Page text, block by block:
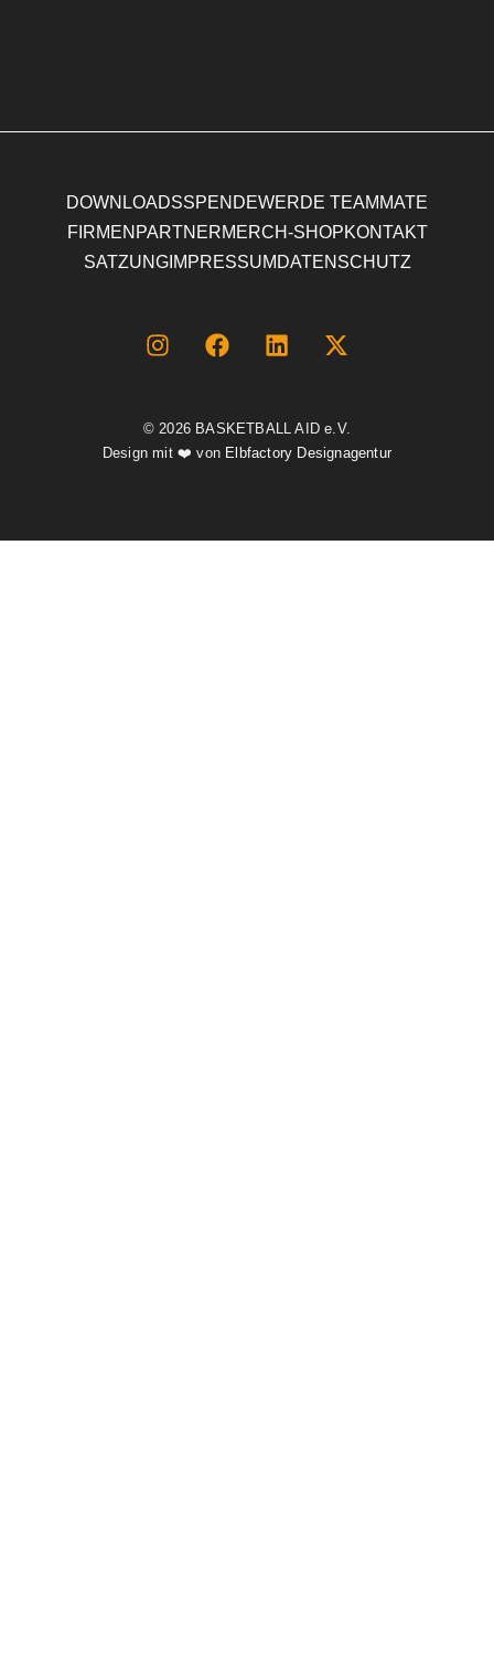
DOWNLOADSSPENDEWERDE TEAMMATE
FIRMENPARTNERMERCH-SHOPKONTAKT
SATZUNGIMPRESSUM DATENSCHUTZ
© 2026 BASKETBALL AID e.V.
Design mit ❤️ von Elbfactory Designagentur